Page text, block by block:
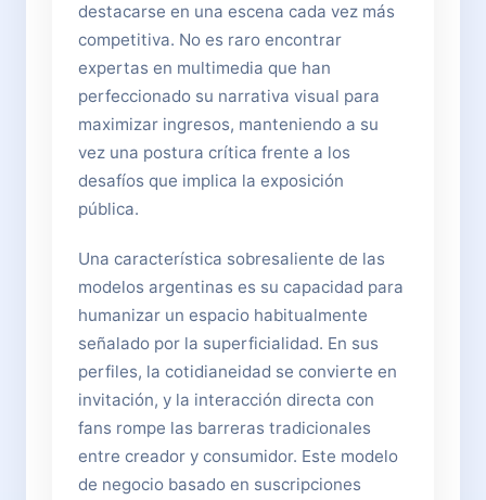
destacarse en una escena cada vez más
competitiva. No es raro encontrar
expertas en multimedia que han
perfeccionado su narrativa visual para
maximizar ingresos, manteniendo a su
vez una postura crítica frente a los
desafíos que implica la exposición
pública.
Una característica sobresaliente de las
modelos argentinas es su capacidad para
humanizar un espacio habitualmente
señalado por la superficialidad. En sus
perfiles, la cotidianeidad se convierte en
invitación, y la interacción directa con
fans rompe las barreras tradicionales
entre creador y consumidor. Este modelo
de negocio basado en suscripciones